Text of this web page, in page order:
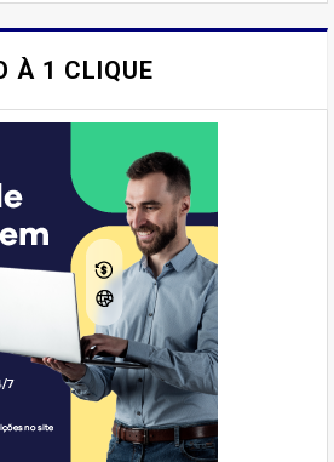
À 1 CLIQUE